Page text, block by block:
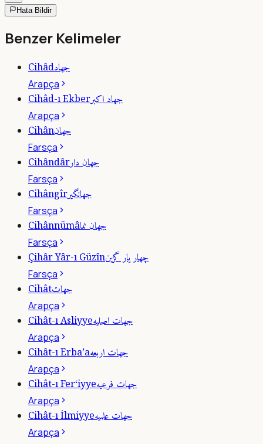
Hata Bildir
Benzer Kelimeler
Cihâdجهاد
Arapça
Cihâd-ı Ekberجهاد اكبر
Arapça
Cihânجهان
Farsça
Cihândârجهان دار
Farsça
Cihângîrجهانگير
Farsça
Cihânnümâجهان نما
Farsça
Çihâr Yâr-ı Güzînچهار يار گزين
Farsça
Cihâtجهات
Arapça
Cihât-ı Asliyyeجهات اصليه
Arapça
Cihât-ı Erba’aجهات اربعه
Arapça
Cihât-ı Fer‘iyyeجهات فرعيه
Arapça
Cihât-ı İlmiyyeجهات علميه
Arapça